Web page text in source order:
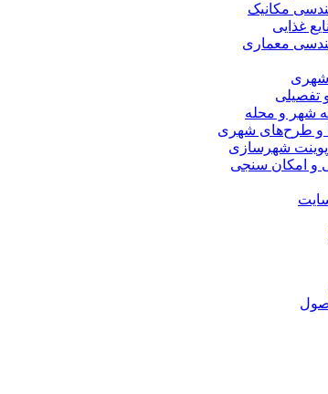
مکانیک
غذایی
معماری
شهری
تفصیلی
شهر و محله
و طرح‌های شهری
شهرسازی
و امکان سنجی